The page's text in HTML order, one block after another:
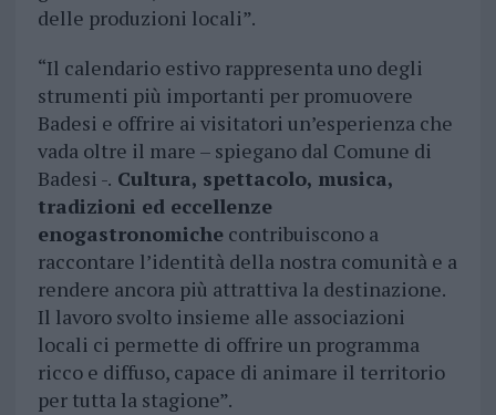
delle produzioni locali”.
“Il calendario estivo rappresenta uno degli
strumenti più importanti per promuovere
Badesi e offrire ai visitatori un’esperienza che
vada oltre il mare – spiegano dal Comune di
Badesi -. Cultura, spettacolo, musica,
tradizioni ed eccellenze
enogastronomichecontribuiscono a
raccontare l’identità della nostra comunità e a
rendere ancora più attrattiva la destinazione.
Il lavoro svolto insieme alle associazioni
locali ci permette di offrire un programma
ricco e diffuso, capace di animare il territorio
per tutta la stagione”.